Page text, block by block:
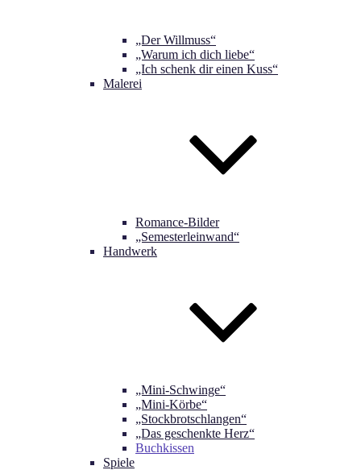
„Der Willmuss“
„Warum ich dich liebe“
„Ich schenk dir einen Kuss“
Malerei
Romance-Bilder
„Semesterleinwand“
Handwerk
„Mini-Schwinge“
„Mini-Körbe“
„Stockbrotschlangen“
„Das geschenkte Herz“
Buchkissen
Spiele